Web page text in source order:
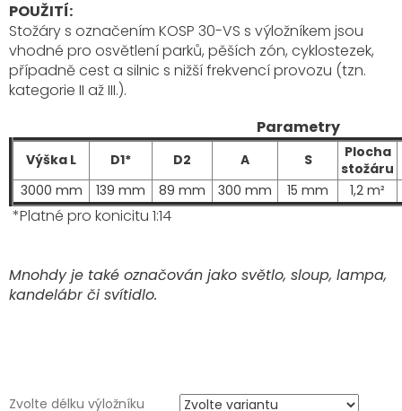
Zvolte délku výložníku
POUŽITÍ:
Stožáry s označením KOSP 30-VS s výložníkem jsou
vhodné pro osvětlení parků, pěších zón, cyklostezek,
případně cest a silnic s nižší frekvencí provozu (tzn.
kategorie II až III.).
Parametry
Výška L D1* D2 A S
Plocha
stožáru
3000 mm
139 mm 89 mm 300 mm 15 mm 1,2 m²
*Platné pro konicitu 1:14
Mnohdy je také označován jako světlo, sloup, lampa,
kandelábr či svítidlo.